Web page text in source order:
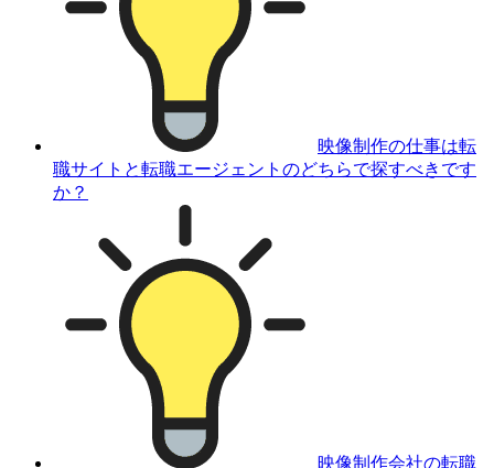
映像制作の仕事は転
職サイトと転職エージェントのどちらで探すべきです
か？
映像制作会社の転職